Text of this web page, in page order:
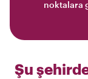
noktalara
Şu